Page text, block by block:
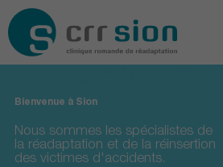
Bienvenue à Sion
Nous sommes les spécialistes de
la réadaptation et de la réinsertion
des victimes d'accidents.